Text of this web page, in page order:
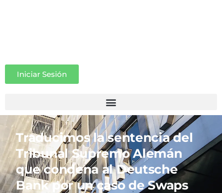
Iniciar Sesión
Traducimos la sentencia del
Tribunal Supremo Alemán
que condena al Deutsche
Bank por un caso de Swaps